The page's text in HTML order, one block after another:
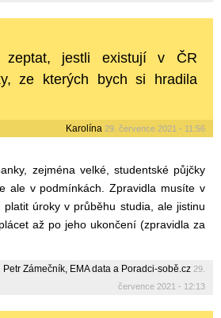
jestli existují v ČR
ze kterých bych si hradila
Karolína 29. července 2021 - 11:56
zejména velké, studentské půjčky
ale v podmínkách. Zpravidla musíte v
platit úroky v průběhu studia, ale jistinu
až po jeho ukončení (zpravidla za
Petr Zámečník, EMA data a Poradci-sobě.cz 29.
července 2021 - 12:13